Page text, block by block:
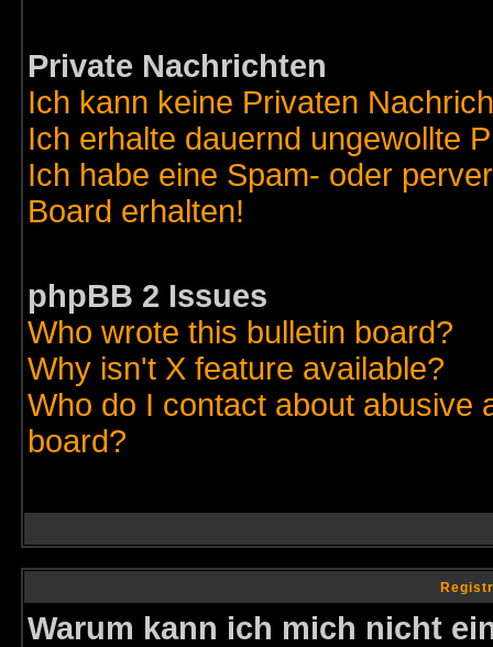
Private Nachrichten
Ich kann keine Privaten
Ich erhalte dauernd ungewollte
Ich habe eine Spam- oder
Board erhalten!
phpBB 2 Issues
Who wrote this bulletin board?
Why isn't X feature available?
Who do I contact about abusive
board?
Warum kann ich mich nicht